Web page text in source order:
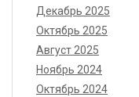
Декабрь 2025
Октябрь 2025
Август 2025
Ноябрь 2024
Октябрь 2024